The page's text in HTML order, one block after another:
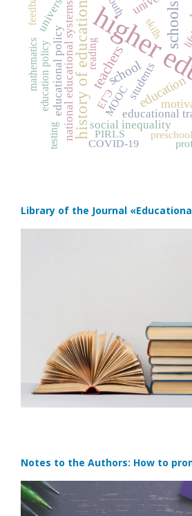
higher
history of education schools
teachers
education
school
educational
social inequality
national educational systems
educational policy students
education policy MOOC
ЕГЭ
mathematics
skills
PIRLS
reading
COVID‑19
testing
Library of the Journal
Notes to the Authors: How to